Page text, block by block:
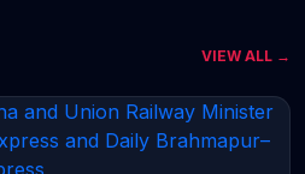
VIEW ALL →